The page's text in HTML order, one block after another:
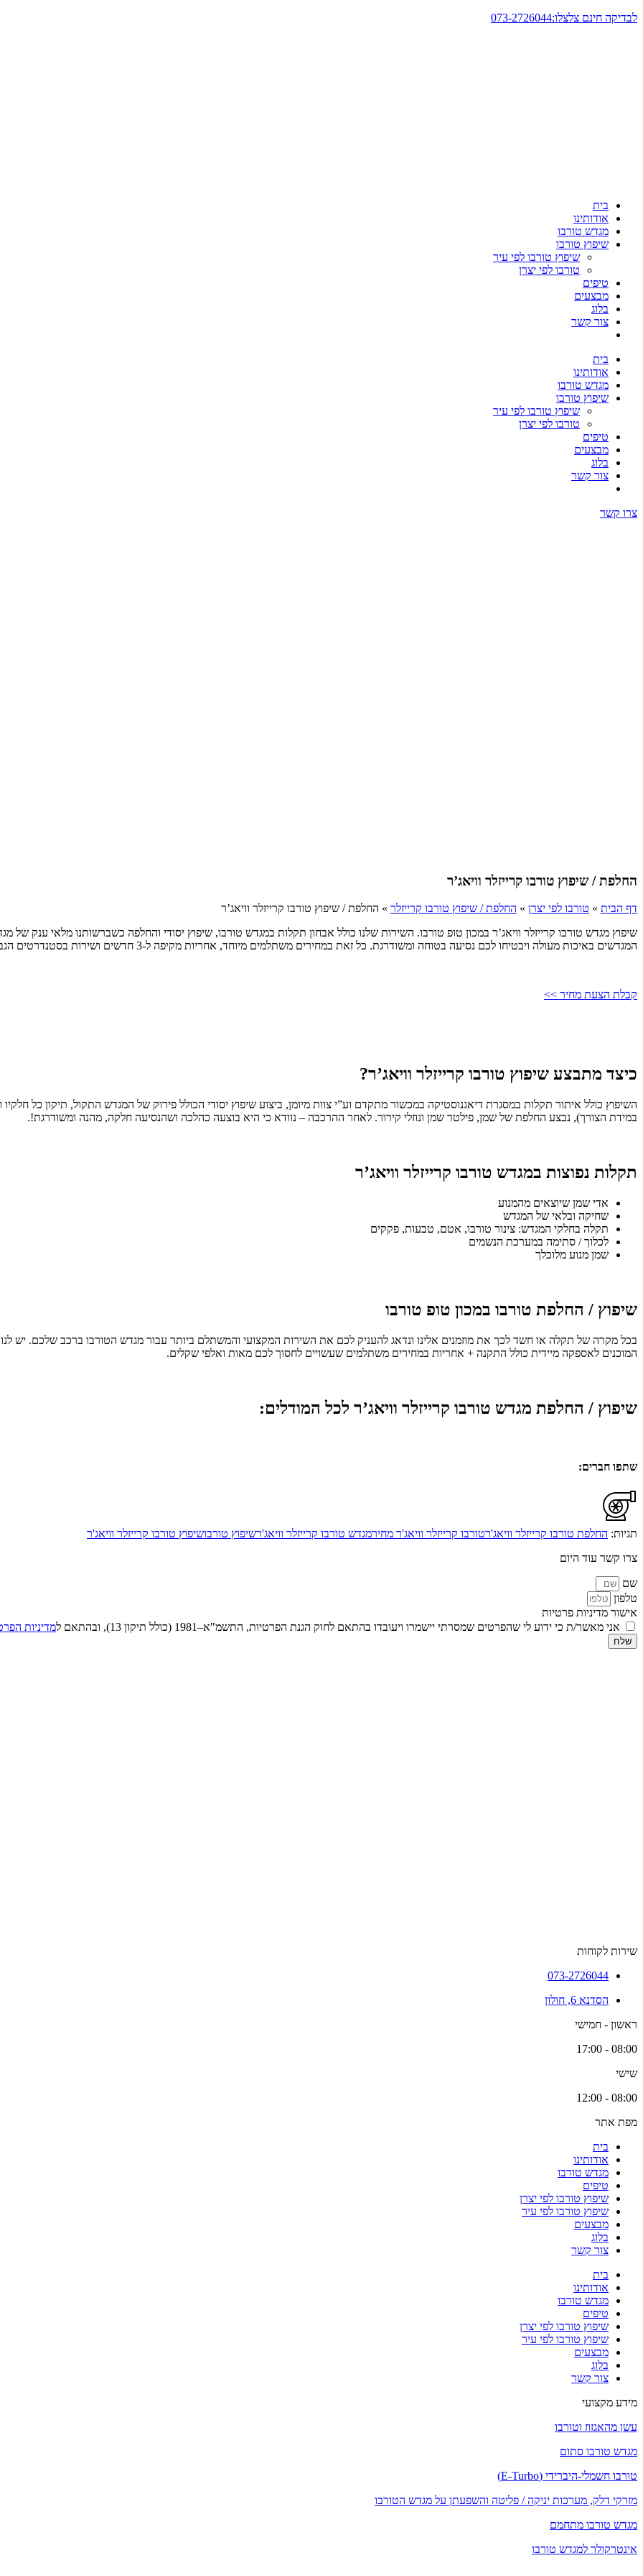
דלג
לבדיקה חינם צלצלו:073-2726044
בית
אודותינו
מגדש טורבו
שיפוץ טורבו
שיפוץ טורבו לפי עיר
טורבו לפי יצרן
טיפים
מבצעים
בלוג
צור קשר
בית
אודותינו
מגדש טורבו
שיפוץ טורבו
שיפוץ טורבו לפי עיר
טורבו לפי יצרן
טיפים
מבצעים
בלוג
צור קשר
צרו קשר
החלפת / שיפוץ טורבו קרייזלר וויאג’ר
דף הבית » טורבו לפי יצרן » החלפת / שיפוץ טורבו קרייזלר » החלפת / שיפוץ טורבו קרייזלר וויאג’ר
שיפוץ מגדש טורבו קרייזלר וויאג’ר במכון טופ טורבו. השירות שלנו כולל אבחון תקלות במגדש טורבו, שיפוץ יסודי והחלפה כשברשותנו מלאי ענק של
המגדשים באיכות מעולה ויבטיחו לכם נסיעה בטוחה ומשודרגת. כל זאת במחירים משתלמים מיוחד, אחריות מקיפה ל-3 חדשים ושירות בסטנדרטים הגבוהים ביותר של מקצועיות.
קבלת הצעת מחיר >>
כיצד מתבצע שיפוץ טורבו קרייזלר וויאג’ר?
השיפוץ כולל איתור תקלות במסגרת דיאגנוסטיקה במכשור מתקדם וע”י צוות מיומן, ביצוע שיפוץ יסודי הכולל פירוק של המגדש התקול, תיקון כל
במידת הצורך), נבצע החלפת של שמן, פילטר שמן ונוזלי קירור. לאחר ההרכבה – נוודא כי היא בוצעה כהלכה ושהנסיעה חלקה, מהנה ומשודרגת!.
תקלות נפוצות במגדש טורבו קרייזלר וויאג’ר
אדי שמן שיוצאים מהמנוע
שחיקה ובלאי של המגדש
תקלה בחלקי המגדש: צינור טורבו, אטם, טבעות, פקקים
לכלוך / סתימה במערכת הנשמים
שמן מנוע מלוכלך
שיפוץ / החלפת טורבו במכון טופ טורבו
בכל מקרה של תקלה או חשד לכך את מוזמנים אלינו ונדאג להעניק לכם את השירות המקצועי והמשתלם ביותר עבור מגדש הטורבו ברכב שלכם. יש
המוכנים לאספקה מיידית כולל התקנה + אחריות במחירים משתלמים שעשויים לחסוך לכם מאות ואלפי שקלים.
שיפוץ / החלפת מגדש טורבו קרייזלר וויאג’ר לכל המודלים:
שתפו חברים:
תגיות: החלפת טורבו קרייזלר וויאג'רטורבו קרייזלר וויאג'ר מחירמגדש טורבו קרייזלר וויאג'רשיפוץ טורבושיפוץ טורבו קרייזלר וויאג'ר
צרו קשר עוד היום
שם
טלפון
אישור מדיניות פרטיות
אני מאשר/ת כי ידוע לי שהפרטים שמסרתי יישמרו ויעובדו בהתאם לחוק הגנת הפרטיות, התשמ"א–1981 (כולל תיקון 13), ובהתאם ל
מדיניות
שלח
שירות לקוחות
073-2726044
הסדנא 6, חולון
ראשון - חמישי
08:00 - 17:00
שישי
08:00 - 12:00
מפת אתר
בית
אודותינו
מגדש טורבו
טיפים
שיפוץ טורבו לפי יצרן
שיפוץ טורבו לפי עיר
מבצעים
בלוג
צור קשר
בית
אודותינו
מגדש טורבו
טיפים
שיפוץ טורבו לפי יצרן
שיפוץ טורבו לפי עיר
מבצעים
בלוג
צור קשר
מידע מקצועי
עשן מהאגזוז וטורבו
מגדש טורבו סתום
טורבו חשמלי-היברידי (E-Turbo)
מזרקי דלק, מערכות יניקה / פליטה והשפעתן על מגדש הטורבו
מגדש טורבו מתחמם
אינטרקולר למגדש טורבו